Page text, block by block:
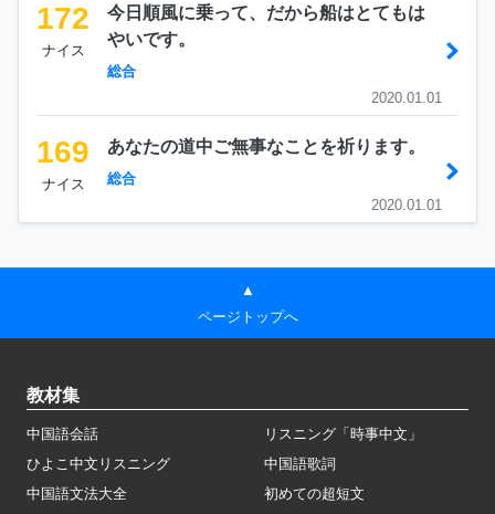
172
ナイス
今日順風に乗って、だから船はとてもは
やいです。
総合
2020.01.01
169
ナイス
あなたの道中ご無事なことを祈ります。
総合
2020.01.01
▲
ページトップへ
教材集
中国語会話
リスニング「時事中文」
ひよこ中文リスニング
中国語歌詞
中国語文法大全
初めての超短文